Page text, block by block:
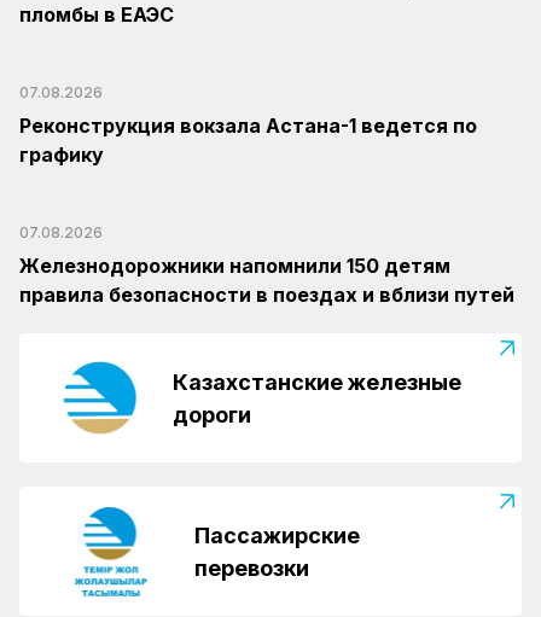
пломбы в ЕАЭС
07.08.2026
Реконструкция вокзала Астана-1 ведется по
графику
07.08.2026
Железнодорожники напомнили 150 детям
правила безопасности в поездах и вблизи путей
Казахстанские железные
дороги
Пассажирские
перевозки